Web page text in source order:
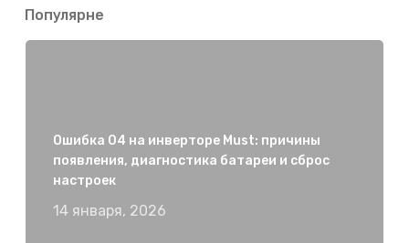
Популярне
Ошибка 04 на инверторе Must: причины
появления, диагностика батареи и сброс
настроек
14 января, 2026